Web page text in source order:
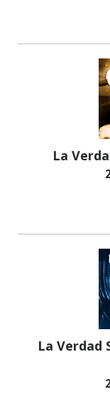
La
La Verdad